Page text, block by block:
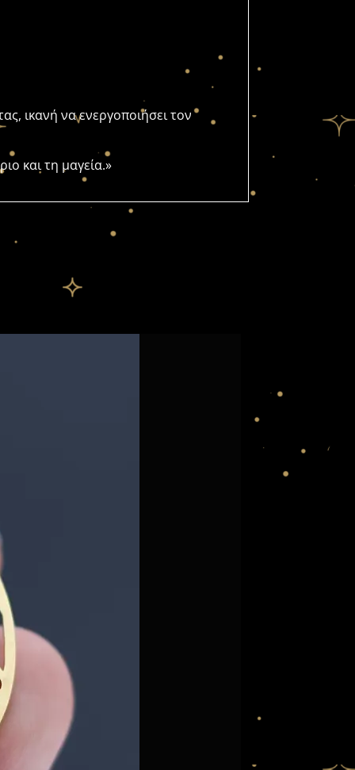
ικανή να ενεργοποιήσει τον
και τη μαγεία.»